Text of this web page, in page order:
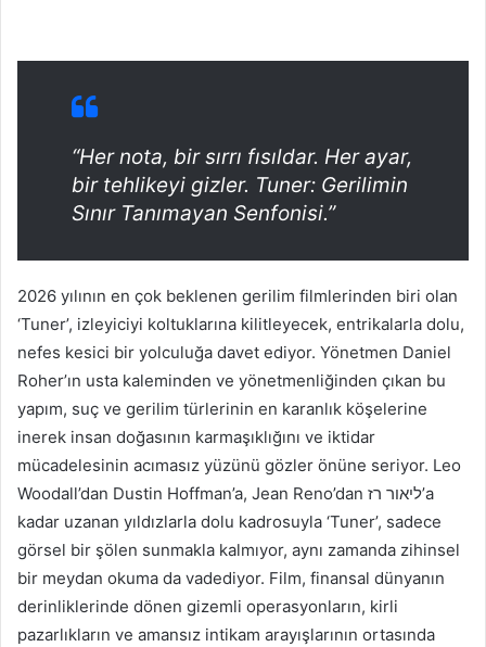
“Her nota, bir sırrı fısıldar. Her ayar,
bir tehlikeyi gizler. Tuner: Gerilimin
Sınır Tanımayan Senfonisi.”
2026 yılının en çok beklenen gerilim filmlerinden biri olan
‘Tuner’, izleyiciyi koltuklarına kilitleyecek, entrikalarla dolu,
nefes kesici bir yolculuğa davet ediyor. Yönetmen Daniel
Roher’ın usta kaleminden ve yönetmenliğinden çıkan bu
yapım, suç ve gerilim türlerinin en karanlık köşelerine
inerek insan doğasının karmaşıklığını ve iktidar
mücadelesinin acımasız yüzünü gözler önüne seriyor. Leo
Woodall’dan Dustin Hoffman’a, Jean Reno’dan ליאור רז’a
kadar uzanan yıldızlarla dolu kadrosuyla ‘Tuner’, sadece
görsel bir şölen sunmakla kalmıyor, aynı zamanda zihinsel
bir meydan okuma da vadediyor. Film, finansal dünyanın
derinliklerinde dönen gizemli operasyonların, kirli
pazarlıkların ve amansız intikam arayışlarının ortasında